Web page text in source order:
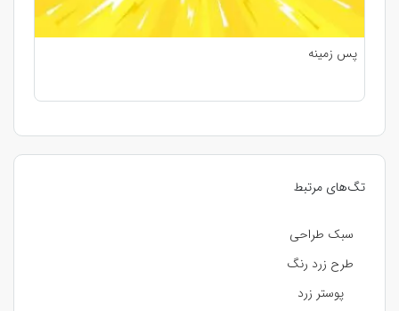
تگ‌های مرتبط
سبک طراحی
طرح زرد رنگ
پوستر زرد
پس زمینه